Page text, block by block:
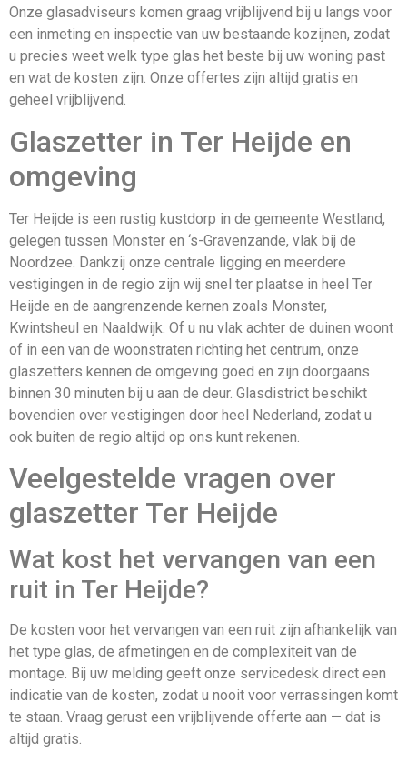
Onze glasadviseurs komen graag vrijblijvend bij u langs voor
een inmeting en inspectie van uw bestaande kozijnen, zodat
u precies weet welk type glas het beste bij uw woning past
en wat de kosten zijn. Onze offertes zijn altijd gratis en
geheel vrijblijvend.
Glaszetter in Ter Heijde en
omgeving
Ter Heijde is een rustig kustdorp in de gemeente Westland,
gelegen tussen Monster en ‘s-Gravenzande, vlak bij de
Noordzee. Dankzij onze centrale ligging en meerdere
vestigingen in de regio zijn wij snel ter plaatse in heel Ter
Heijde en de aangrenzende kernen zoals Monster,
Kwintsheul en Naaldwijk. Of u nu vlak achter de duinen woont
of in een van de woonstraten richting het centrum, onze
glaszetters kennen de omgeving goed en zijn doorgaans
binnen 30 minuten bij u aan de deur. Glasdistrict beschikt
bovendien over vestigingen door heel Nederland, zodat u
ook buiten de regio altijd op ons kunt rekenen.
Veelgestelde vragen over
glaszetter Ter Heijde
Wat kost het vervangen van een
ruit in Ter Heijde?
De kosten voor het vervangen van een ruit zijn afhankelijk van
het type glas, de afmetingen en de complexiteit van de
montage. Bij uw melding geeft onze servicedesk direct een
indicatie van de kosten, zodat u nooit voor verrassingen komt
te staan. Vraag gerust een vrijblijvende offerte aan — dat is
altijd gratis.